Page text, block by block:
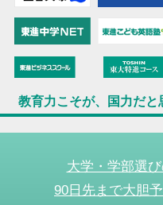
教育力こそが、国力だと
大学・学部選
90日先まで大胆